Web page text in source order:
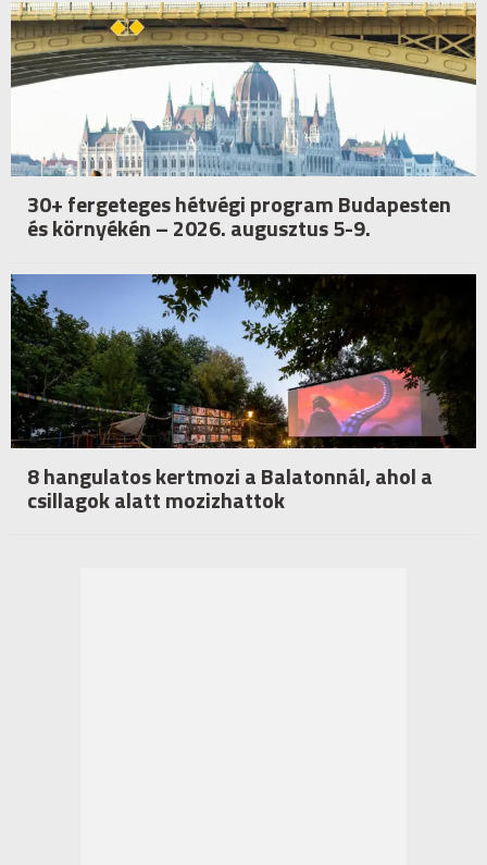
30+ fergeteges hétvégi program Budapesten
és környékén – 2026. augusztus 5-9.
8 hangulatos kertmozi a Balatonnál, ahol a
csillagok alatt mozizhattok